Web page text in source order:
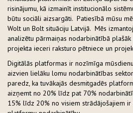
risinājumu, kā izmainīt institucionālo
būtu sociāli aizsargāti. Patiesībā mūsu
Wolt un Bolt situāciju Latvijā. Mēs
analizētu pārmaiņas nodarbinātībā plašāk
projekta ieceri raksturo pētniece un
Digitālās platformas ir nozīmīga
aizvien lielāku lomu nodarbinātības
paredz, ka tuvākajās desmitgadēs
aizņemt no 20% līdz pat 70%
15% līdz 20% no visiem strādājošajiem ir